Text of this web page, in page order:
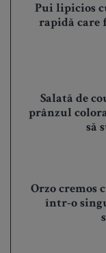
Pui lipicios
rapidă care
Salată de
prânzul
să
Orzo cremos
într-o